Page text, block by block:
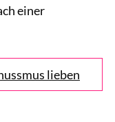
einer
lieben